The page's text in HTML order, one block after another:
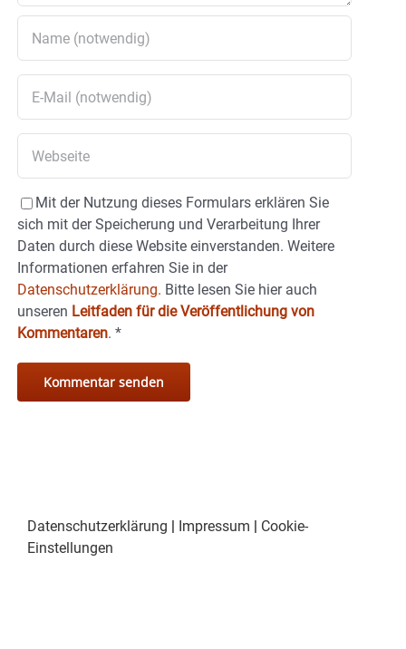
Mit der Nutzung dieses Formulars erklären Sie
sich mit der Speicherung und Verarbeitung Ihrer
Daten durch diese Website einverstanden. Weitere
Informationen erfahren Sie in der
Datenschutzerklärung. Bitte lesen Sie hier auch
unseren Leitfaden für die Veröffentlichung von
Kommentaren. *
Datenschutzerklärung Impressum
Cookie-
Einstellungen